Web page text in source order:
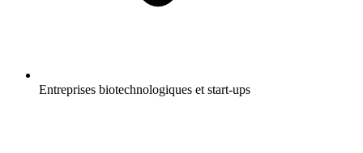
Entreprises biotechnologiques et start-ups